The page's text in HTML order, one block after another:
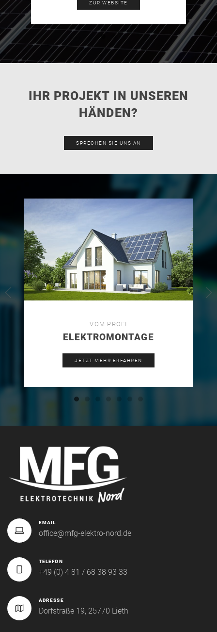
ZUR WEBSITE
IHR PROJEKT IN UNSEREN
HÄNDEN?
SPRECHEN SIE UNS AN
VOM PROFI
ELEKTROMONTAGE
JETZT MEHR ERFAHREN
EMAIL
office@mfg-elektro-nord.de
TELEFON
+49 (0) 4 81 / 68 38 93 33
ADRESSE
Dorfstraße 19, 25770 Lieth